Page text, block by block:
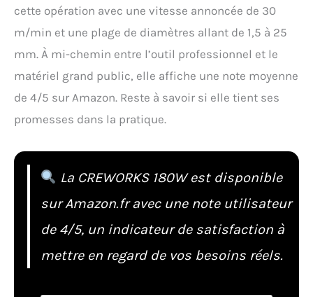
cette opération avec une vitesse annoncée de 30
m/min et une plage de diamètres allant de 1,5 à 25
mm. À mi-chemin entre l’outil professionnel et le
matériel grand public, elle affiche une note moyenne
de 4/5 sur Amazon. Reste à savoir si elle tient ses
promesses dans la pratique.
La CREWORKS 180W est disponible
sur Amazon.fr avec une note utilisateur
de 4/5, un indicateur de satisfaction à
mettre en regard de vos besoins réels.